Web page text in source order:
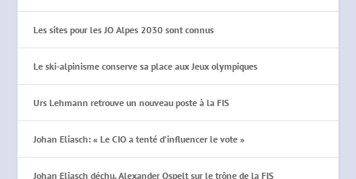
Les sites pour les JO Alpes 2030 sont connus
Le ski-alpinisme conserve sa place aux Jeux olympiques
Urs Lehmann retrouve un nouveau poste à la FIS
Johan Eliasch: « Le CIO a tenté d’influencer le vote »
Johan Eliasch déchu, Alexander Ospelt sur le trône de la FIS